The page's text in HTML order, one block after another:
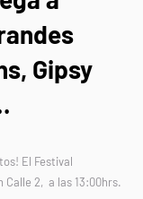
Gipsy
El Festival
2, a las 13:00hrs.